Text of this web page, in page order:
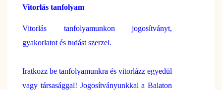
Vitorlás tanfolyam
Vitorlás tanfolyamunkon jogosítványt,
gyakorlatot és tudást szerzel.
Iratkozz be tanfolyamunkra és vitorlázz egyedül
vagy társasággal! Jogosítványunkkal a Balaton